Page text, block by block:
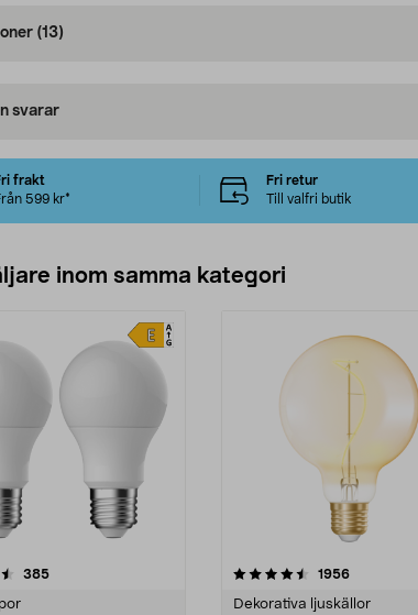
(13)
svarar
frakt
599 kr*
Fri retur
Till valfri butik
inom samma kategori
385recensioner
4.5 av 5 stjärnor 1956recensioner
Dekorativa ljuskällor
4.5 av 5 stjärnor